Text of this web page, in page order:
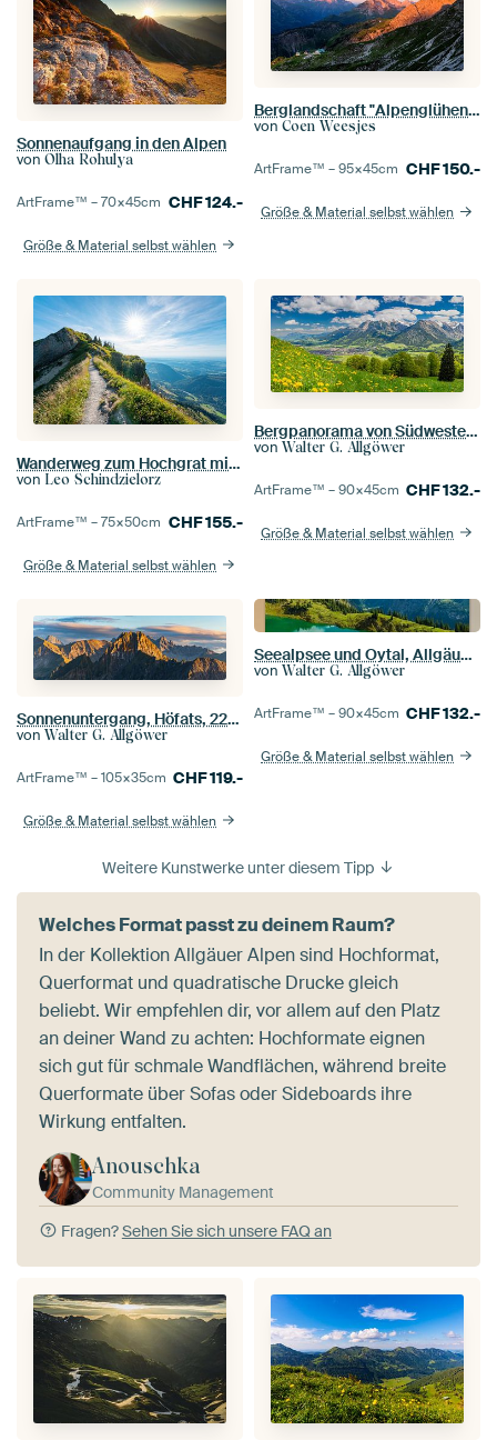
Sonnenaufgang in den Alpen
von Olha Rohulya
ArtFrame™ –70×45cm CHF124.-
Größe & Material selbst wählen
Berglandschaft "Alpenglühen über die Mindelheimer Hütte"
von Coen Weesjes
ArtFrame™ –95×45cm CHF150.-
Größe & Material selbst wählen
Wanderweg zum Hochgrat mit Blick auf Oberstaufen
von Leo Schindzielorz
ArtFrame™ –75×50cm CHF155.-
Größe & Material selbst wählen
Bergpanorama von Südwesten auf Oberstdorf, Oberallgäu, Allgäu
von Walter G. Allgöwer
ArtFrame™ –90×45cm CHF132.-
Größe & Material selbst wählen
Sonnenuntergang, Höfats, 2259m, Allgäuer Alpen, Allgäu, Bayern, Deutschland
von Walter G. Allgöwer
ArtFrame™ –105×35cm CHF119.-
Größe & Material selbst wählen
Seealpsee und Oytal, Allgäuer Alpen
von Walter G. Allgöwer
ArtFrame™ –90×45cm CHF132.-
Größe & Material selbst wählen
Weitere Kunstwerke unter diesem Tipp
Welches Format passt zu deinem Raum?
In der Kollektion Allgäuer Alpen sind Hochformat,
Querformat und quadratische Drucke gleich
beliebt. Wir empfehlen dir, vor allem auf den Platz
an deiner Wand zu achten: Hochformate eignen
sich gut für schmale Wandflächen, während breite
Querformate über Sofas oder Sideboards ihre
Wirkung entfalten.
Anouschka
Community Management
Fragen?Sehen Sie sich unsere FAQ an